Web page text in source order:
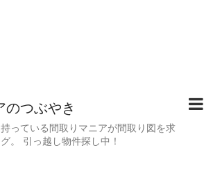
のつぶやき
っている間取りマニアが間取り図を求
。 引っ越し物件探し中！